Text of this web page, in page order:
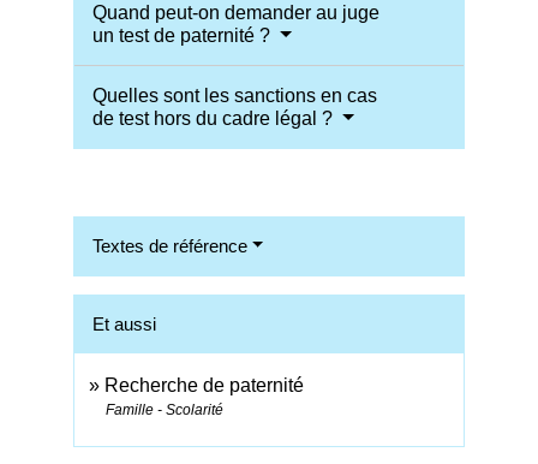
Quand peut-on demander au juge
un test de paternité ?
Quelles sont les sanctions en cas
de test hors du cadre légal ?
Textes de référence
Et aussi
Recherche de paternité
Famille - Scolarité